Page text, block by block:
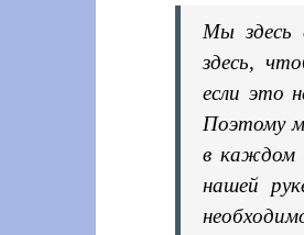
Мы здесь
здесь,
если это
Поэтому
в каждом
нашей